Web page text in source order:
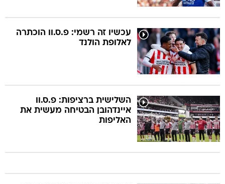
עכשיו זה רשמי: פ.ס.וו הוכתרה
לאלופת הולנד
השלישית ברציפות: פ.ס.וו
איינדהובן הבטיחה מעשית את
האליפות